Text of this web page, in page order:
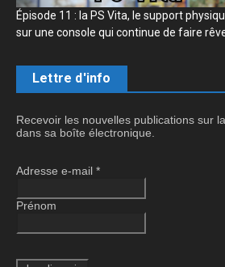
Épisode 11 : la PS Vita, le support
sur une console qui continue de faire
Lettre d'info
Recevoir les nouvelles publications sur
dans sa boîte électronique.
Adresse e-mail *
Prénom